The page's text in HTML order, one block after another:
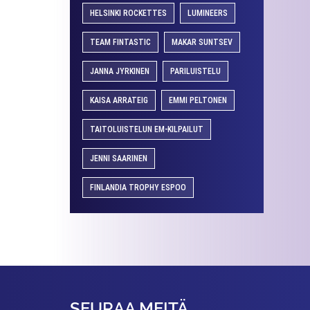
HELSINKI ROCKETTES LUMINEERS
TEAM FINTASTIC MAKAR SUNTSEV
JANNA JYRKINEN PARILUISTELU
KAISA ARRATEIG EMMI PELTONEN
TAITOLUISTELUN EM-KILPAILUT
JENNI SAARINEN
FINLANDIA TROPHY ESPOO